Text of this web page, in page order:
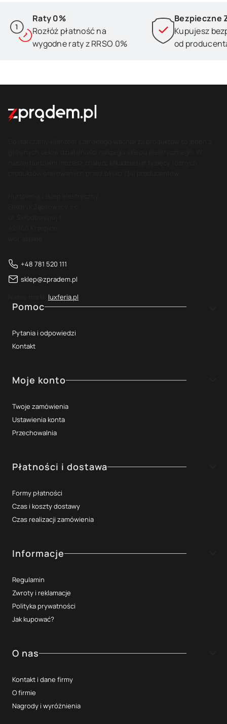
Raty 0%
Rozłóż płatność na
wygodne raty z RRSO 0%
Bezpieczne
Kupujesz
od
+48 781 520 111
sklep@zpradem.pl
luxferia.pl
Linki w stopce
Pomoc
Pytania i odpowiedzi
Kontakt
Moje konto
Twoje zamówienia
Ustawienia konta
Przechowalnia
Płatności i dostawa
Formy płatności
Czas i koszty dostawy
Czas realizacji zamówienia
Informacje
Regulamin
Zwroty i reklamacje
Polityka prywatności
Jak kupować?
O nas
Kontakt i dane firmy
O firmie
Nagrody i wyróżnienia